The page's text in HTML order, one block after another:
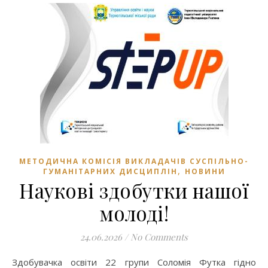
МЕТОДИЧНА КОМІСІЯ ВИКЛАДАЧІВ СУСПІЛЬНО-
ГУМАНІТАРНИХ ДИСЦИПЛІН , НОВИНИ
Наукові здобутки нашої
молоді!
24.06.2026 / No Comments